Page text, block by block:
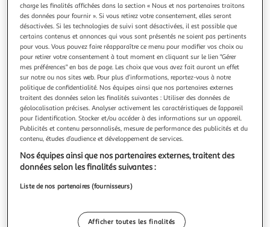
LOKI, 11 ANS, DIEU (PRESQUE) PARFAIT TOME 3 :
SPECTACLE INFERNAL, Stowell Louie
Loki, le roi de la mauvaise foi, aura-t-il quelques bonnes
actions à rapporter dans son journal ? Pas sûr... On monte
une pièce, au collège. Et l'infâme Thor va jouer le héros
alors que moi, Loki, je me farcis le rôle du méchant. Pour
briller sur les planches et prouver que je suis quelqu'un de
bie
En savoir +
Vous voulez connaître le prix de ce produit ?
Afficher le prix
charge les finalités affichées dans la section « Nous et nos partenaires traitons
des données pour fournir ». Si vous retirez votre consentement, elles seront
désactivées. Si les technologies de suivi sont désactivées, il est possible que
certains contenus et annonces qui vous sont présentés ne soient pas pertinents
pour vous. Vous pouvez faire réapparaître ce menu pour modifier vos choix ou
pour retirer votre consentement à tout moment en cliquant sur le lien "Gérer
mes préférences" en bas de page. Les choix que vous avez fait auront un effet
sur notre ou nos sites web. Pour plus d’informations, reportez-vous à notre
politique de confidentialité. Nos équipes ainsi que nos partenaires externes
traitent des données selon les finalités suivantes : Utiliser des données de
géolocalisation précises. Analyser activement les caractéristiques de l’appareil
pour l’identification. Stocker et/ou accéder à des informations sur un appareil.
Publicités et contenu personnalisés, mesure de performance des publicités et du
contenu, études d’audience et développement de services.
Nos équipes ainsi que nos partenaires externes, traitent des
données selon les finalités suivantes :
Liste de nos partenaires (fournisseurs)
Afficher toutes les finalités